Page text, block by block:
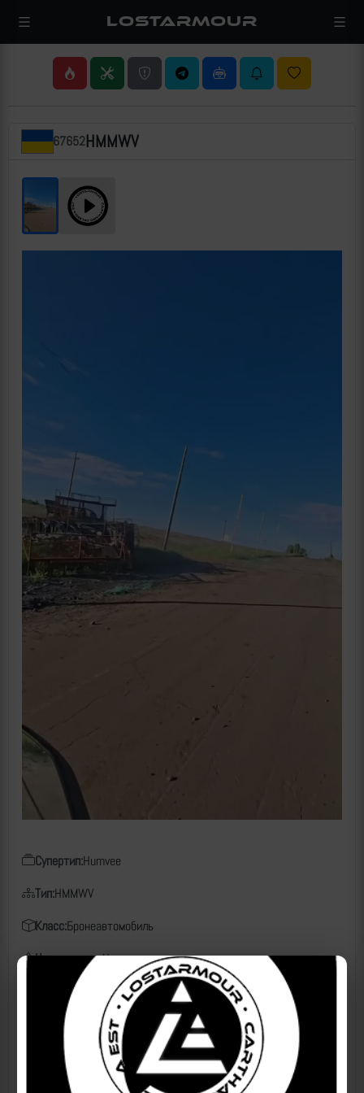
LOSTARMOUR
67652HMMWV
Супертип:Humvee
Тип:HMMWV
Класс:Бронеавтомобиль
Чем поражен:Неизвестно
02.06.2026
Место:
Мирополье, Сумская область
Источники